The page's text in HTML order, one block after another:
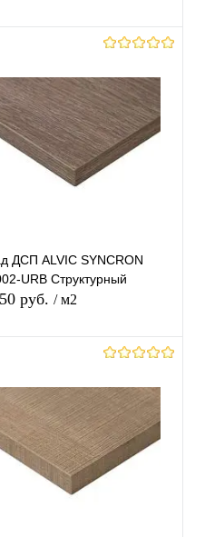
в 1 клик
К
сравнению
избранное В наличии
ДСП ALVIC SYNCRON
URB Структурный
руб./ м2
в 1 клик
К
сравнению
избранное В наличии